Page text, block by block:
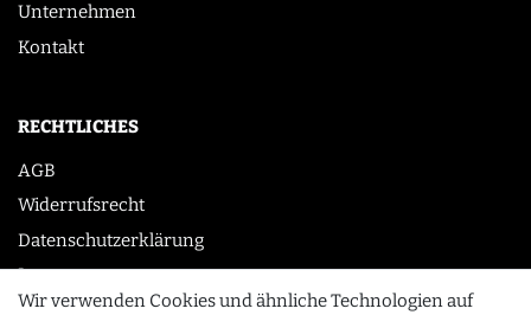
Unternehmen
Kontakt
RECHTLICHES
AGB
Widerrufsrecht
Datenschutzerklärung
Impressum
Wir verwenden Cookies und ähnliche Technologien auf